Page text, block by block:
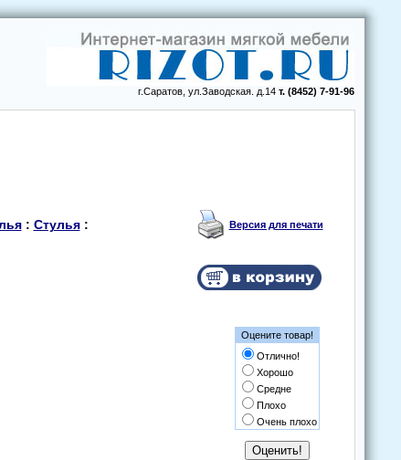
г.Саратов, ул.Заводская. д.14 т. (8452) 7-91-96
: Стулья: Версия для печати
Оцените товар!
Отлично!
Хорошо
Средне
Плохо
Очень плохо